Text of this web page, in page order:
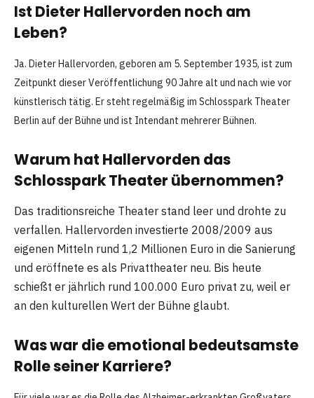
Ist Dieter Hallervorden noch am
Leben?
Ja. Dieter Hallervorden, geboren am 5. September 1935, ist zum
Zeitpunkt dieser Veröffentlichung 90 Jahre alt und nach wie vor
künstlerisch tätig. Er steht regelmäßig im Schlosspark Theater
Berlin auf der Bühne und ist Intendant mehrerer Bühnen.
Warum hat Hallervorden das
Schlosspark Theater übernommen?
Das traditionsreiche Theater stand leer und drohte zu
verfallen. Hallervorden investierte 2008/2009 aus
eigenen Mitteln rund 1,2 Millionen Euro in die Sanierung
und eröffnete es als Privattheater neu. Bis heute
schießt er jährlich rund 100.000 Euro privat zu, weil er
an den kulturellen Wert der Bühne glaubt.
Was war die emotional bedeutsamste
Rolle seiner Karriere?